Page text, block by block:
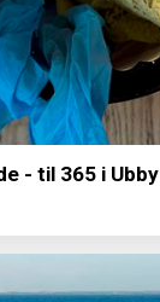
- til 365 i Ubby